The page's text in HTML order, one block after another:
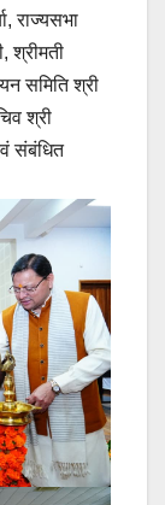
राज्यसभा
श्रीमती
समिति श्री
श्री
संबंधित